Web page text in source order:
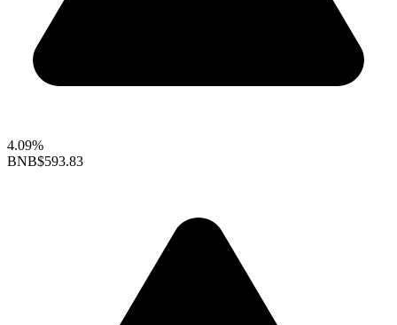
4.09%
BNB$593.83